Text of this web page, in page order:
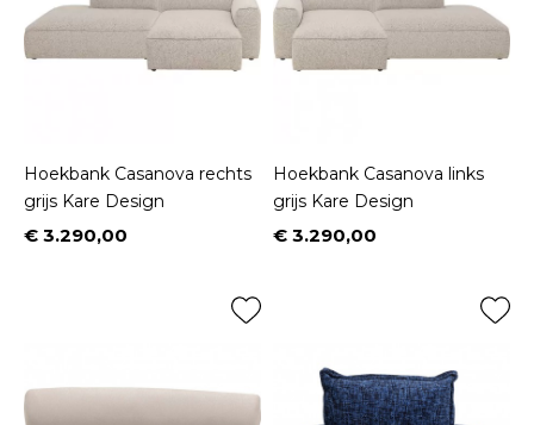
Hoekbank Casanova rechts
grijs Kare Design
Prijs
€ 3.290,00
Hoekbank Casanova links
grijs Kare Design
Prijs
€ 3.290,00